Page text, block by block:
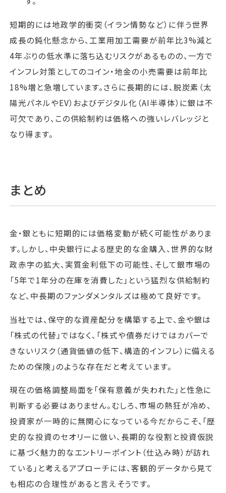
短期的には地政学的衝突（イラン情勢など）に伴う世界
成長の鈍化懸念から、工業用加工需要が前年比3%減と
4年ぶりの低水準に落ち込むリスクがあるものの、一方で
インフレ対策としてのコイン・地金の小売需要は前年比
18%増と急増しています。さらに長期的には、脱炭素（太
陽光パネルやEV）およびデジタル化（AI半導体）に銀は不
可欠であり、この供給制約は価格への強いレバレッジと
なり得ます。
まとめ
金・銀ともに短期的には価格変動が続く可能性がありま
す。しかし、中央銀行による歴史的な金購入、世界的な財
政赤字の拡大、実質金利低下の可能性、そして銀市場の
「5年で1年分の在庫を消費した」という猛烈な供給制約
など、中長期のファンダメンタルズは極めて良好です。
当社では、保守的な資産配分を構築する上で、金や銀は
「株式の代替」ではなく、「株式や債券だけではカバーで
きないリスク（通貨価値の低下、構造的インフレ）に備える
ための保険」のような存在だと考えています。
現在の価格調整局面を「保有意義が失われた」と性急に
判断する必要はありません。むしろ、市場の熱狂が冷め、
投資家が一時的に無関心になっている今だからこそ、「歴
史的な投資のセオリーに倣い、長期的な役割と投資仮説
に基づく魅力的なエントリーポイント（仕込み時）が訪れ
ている」と考えるアプローチには、客観的データから見て
も相応の合理性があると言えそうです。